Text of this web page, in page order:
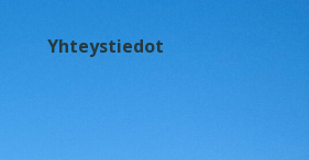
Yhteystiedot